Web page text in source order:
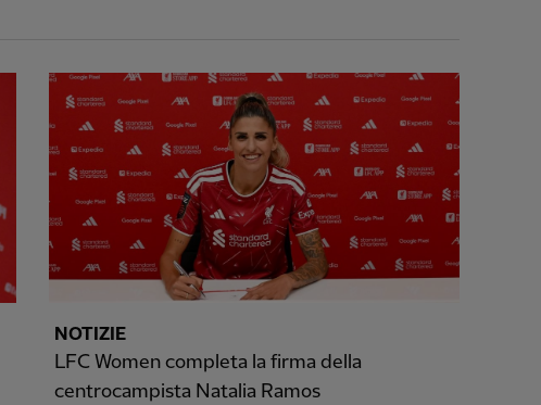
NOTIZIE
LFC Women completa la firma della
centrocampista Natalia Ramos